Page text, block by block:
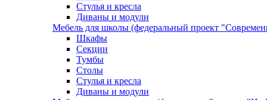
Стулья и кресла
Диваны и модули
Мебель для школы (федеральный проект
Шкафы
Секции
Тумбы
Столы
Стулья и кресла
Диваны и модули